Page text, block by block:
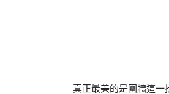
真正最美的是圍牆這一